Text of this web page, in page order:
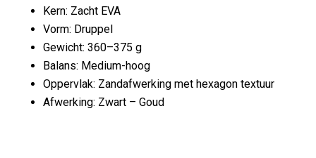
Kern: Zacht EVA
Vorm: Druppel
Gewicht: 360–375 g
Balans: Medium-hoog
Oppervlak: Zandafwerking met hexagon textuur
Afwerking: Zwart – Goud